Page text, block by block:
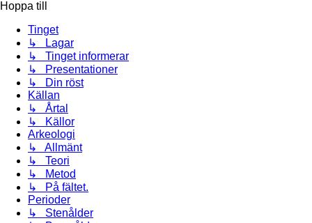
Hoppa till
Tinget
↳ Lagar
↳ Tinget informerar
↳ Presentationer
↳ Din röst
Källan
↳ Årtal
↳ Källor
Arkeologi
↳ Allmänt
↳ Teori
↳ Metod
↳ På fältet.
Perioder
↳ Stenålder